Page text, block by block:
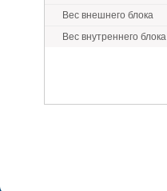
Вес внешнего блока
Вес внутреннего блока